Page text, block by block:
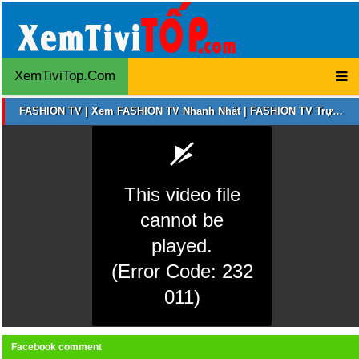
XemTiviTop.Com
FASHION TV | Xem FASHION TV Nhanh Nhất | FASHION TV Trực Tuyến
0
s
This video file
cannot be
played.
(Error Code: 232
011)
Facebook comment